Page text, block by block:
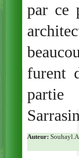
par ce
furent
partie
Auteur: